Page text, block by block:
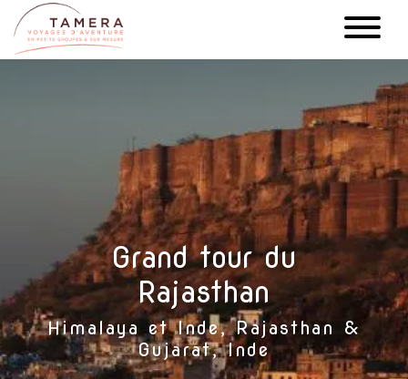
Aller
au
contenu
Grand tour du
Rajasthan
Himalaya et Inde, Rajasthan &
Gujarat, Inde